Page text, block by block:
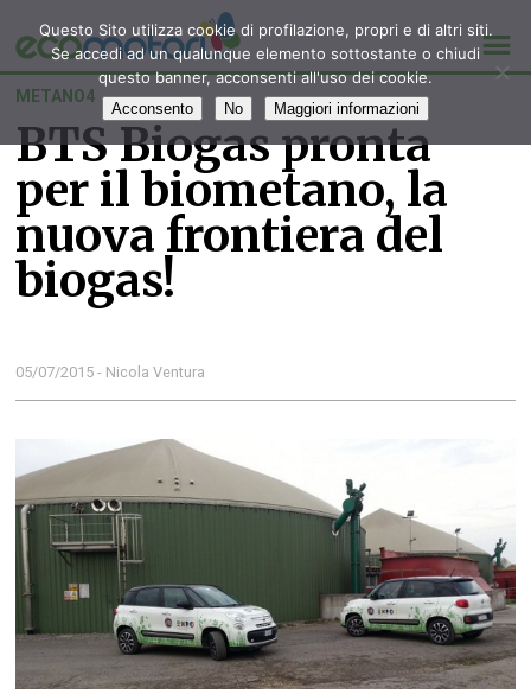
METANO4
BTS Biogas pronta
per il biometano, la
nuova frontiera del
biogas!
05/07/2015 - Nicola Ventura
Questo Sito utilizza cookie di profilazione, propri e di altri siti.
Se accedi ad un qualunque elemento sottostante o chiudi
questo banner, acconsenti all'uso dei cookie.
Acconsento No Maggiori informazioni